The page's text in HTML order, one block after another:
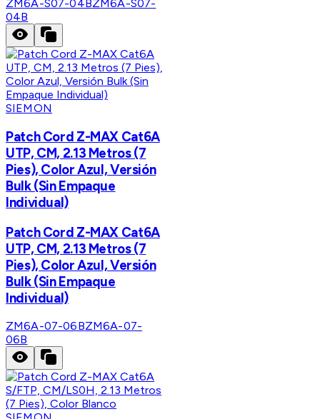
ZM6A-S07-04BZM6A-S07-
04B
SIEMON
Patch Cord Z-MAX Cat6A
UTP, CM, 2.13 Metros (7
Pies), Color Azul, Versión
Bulk (Sin Empaque
Individual)
Patch Cord Z-MAX Cat6A
UTP, CM, 2.13 Metros (7
Pies), Color Azul, Versión
Bulk (Sin Empaque
Individual)
ZM6A-07-06BZM6A-07-
06B